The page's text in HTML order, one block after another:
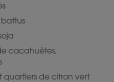
cacahuètes,
quartiers de citron vert